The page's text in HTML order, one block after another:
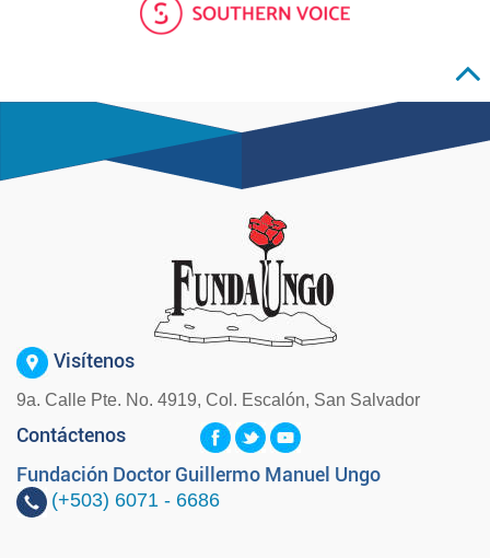
Visítenos
9a. Calle Pte. No. 4919, Col. Escalón, San Salvador
Contáctenos
Fundación Doctor Guillermo Manuel Ungo
(+503) 6071 - 6686